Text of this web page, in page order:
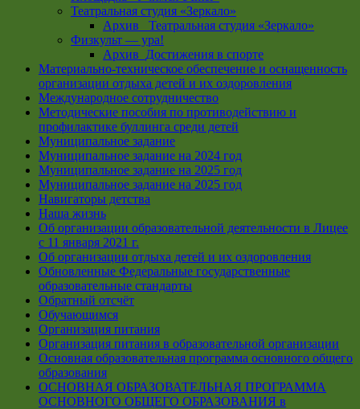
Театральная студия «Зеркало»
Архив _Театральная студия «Зеркало»
Физкульт — ура!
Архив_Достижения в спорте
Материально-техническое обеспечение и оснащенность
организации отдыха детей и их оздоровления
Международное сотрудничество
Методические пособия по противодействию и
профилактике буллинга среди детей
Муниципальное задание
Муниципальное задание на 2024 год
Муниципальное задание на 2025 год
Муниципальное задание на 2025 год
Навигаторы детства
Наша жизнь
Об организации образовательной деятельности в Лицее
с 11 января 2021 г.
Об организации отдыха детей и их оздоровления
Обновленные Федеральные государственные
образовательные стандарты
Обратный отсчёт
Обучающимся
Организация питания
Организация питания в образовательной организации
Основная образовательная программа основного общего
образования
ОСНОВНАЯ ОБРАЗОВАТЕЛЬНАЯ ПРОГРАММА
ОСНОВНОГО ОБЩЕГО ОБРАЗОВАНИЯ в